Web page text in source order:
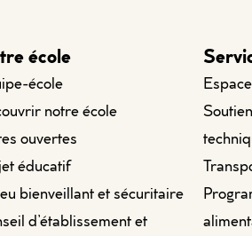
école
école
notre école
ouvertes
éducatif
bienveillant et sécuritaire
d’établissement et